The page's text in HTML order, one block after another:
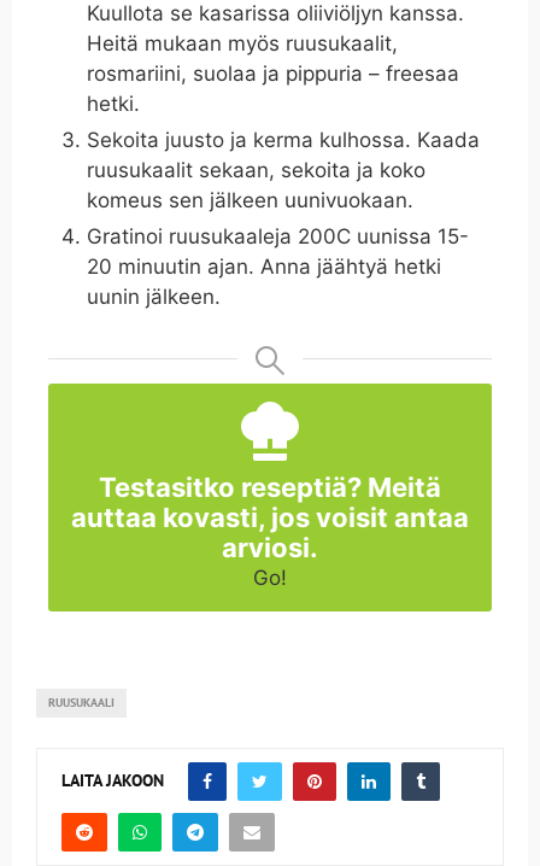
Kuullota se kasarissa oliiviöljyn kanssa.
Heitä mukaan myös ruusukaalit,
rosmariini, suolaa ja pippuria – freesaa
hetki.
Sekoita juusto ja kerma kulhossa. Kaada
ruusukaalit sekaan, sekoita ja koko
komeus sen jälkeen uunivuokaan.
Gratinoi ruusukaaleja 200C uunissa 15-
20 minuutin ajan. Anna jäähtyä hetki
uunin jälkeen.
Testasitko reseptiä? Meitä
auttaa kovasti, jos voisit antaa
arviosi.
Go!
RUUSUKAALI
LAITA JAKOON